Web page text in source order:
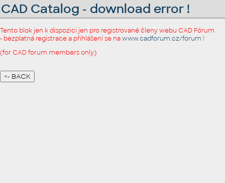
CAD Catalog - download error !
Tento blok jen k dispozici jen pro registrované členy webu CAD Fórum
- bezplatná registrace a přihlášení se nawww.cadforum.cz/forum !
(for CAD forum members only)